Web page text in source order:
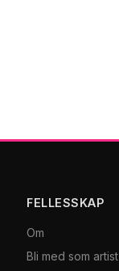
FELLESSKAP
Om
Bli med som artist